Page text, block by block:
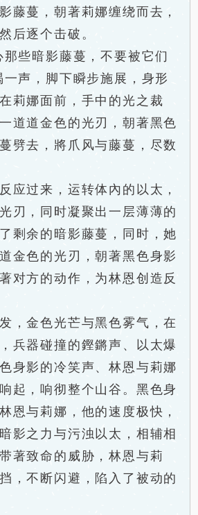
藤蔓，朝著莉娜缠绕而去，
后逐个击破。
些暗影藤蔓，不要被它们
一声，脚下瞬步施展，身形
莉娜面前，手中的光之裁
道道金色的光刃，朝著黑色
劈去，將爪风与藤蔓，尽数
过来，运转体內的以太，
刃，同时凝聚出一层薄薄的
剩余的暗影藤蔓，同时，她
金色的光刃，朝著黑色身影
对方的动作，为林恩创造反
金色光芒与黑色雾气，在
兵器碰撞的鏗鏘声、以太爆
身影的冷笑声、林恩与莉娜
起，响彻整个山谷。黑色身
恩与莉娜，他的速度极快，
影之力与污浊以太，相辅相
著致命的威胁，林恩与莉
，不断闪避，陷入了被动的